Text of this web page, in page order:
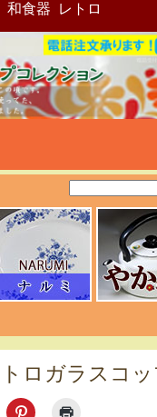
和食器 レトロ
ロポップ
＠フリマ
ロガラスコ